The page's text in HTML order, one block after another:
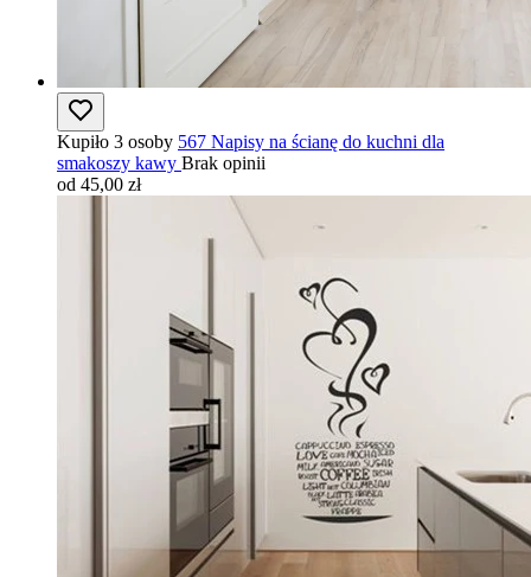
Kupiło 3 osoby 567 Napisy na ścianę do kuchni dla
smakoszy kawy Brak opinii
od 45,00 zł